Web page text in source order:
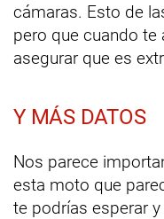
cámaras. Esto de
pero que cuando
asegurar que es
Y MÁS DATOS
Nos parece
esta moto que
te podrías esperar